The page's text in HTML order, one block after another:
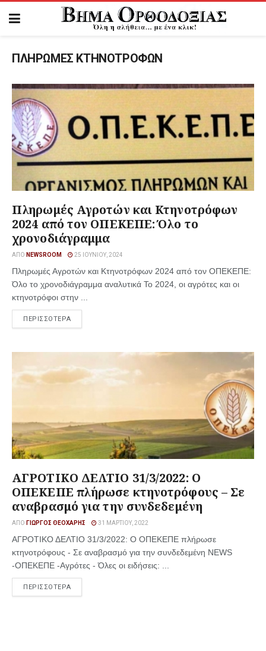
ΠΛΗΡΩΜΕΣ ΚΤΗΝΟΤΡΟΦΩΝ
Πληρωμές Αγροτών και Κτηνοτρόφων
2024 από τον ΟΠΕΚΕΠΕ: Όλο το
χρονοδιάγραμμα
ΑΠΌ NEWSROOM 25 ΙΟΥΝΊΟΥ, 2024
Πληρωμές Αγροτών και Κτηνοτρόφων 2024 από τον ΟΠΕΚΕΠΕ:
Όλο το χρονοδιάγραμμα αναλυτικά Το 2024, οι αγρότες και οι
κτηνοτρόφοι στην ...
ΠΕΡΙΣΣΟΤΕΡΑ
ΑΓΡΟΤΙΚΟ ΔΕΛΤΙΟ 31/3/2022: Ο
ΟΠΕΚΕΠΕ πλήρωσε κτηνοτρόφους – Σε
αναβρασμό για την συνδεδεμένη
ΑΠΌ ΓΙΏΡΓΟΣ ΘΕΟΧΆΡΗΣ 31 ΜΑΡΤΊΟΥ, 2022
ΑΓΡΟΤΙΚΟ ΔΕΛΤΙΟ 31/3/2022: Ο ΟΠΕΚΕΠΕ πλήρωσε
κτηνοτρόφους - Σε αναβρασμό για την συνδεδεμένη NEWS
-ΟΠΕΚΕΠΕ -Αγρότες - Όλες οι ειδήσεις: ...
ΠΕΡΙΣΣΟΤΕΡΑ